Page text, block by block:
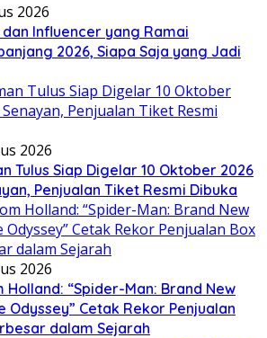
2026
Influencer yang Ramai
2026, Siapa Saja yang Jadi
2026
Tulus Siap Digelar 10 Oktober 2026
Penjualan Tiket Resmi Dibuka
2026
Holland: “Spider-Man: Brand New
Odyssey” Cetak Rekor Penjualan
dalam Sejarah